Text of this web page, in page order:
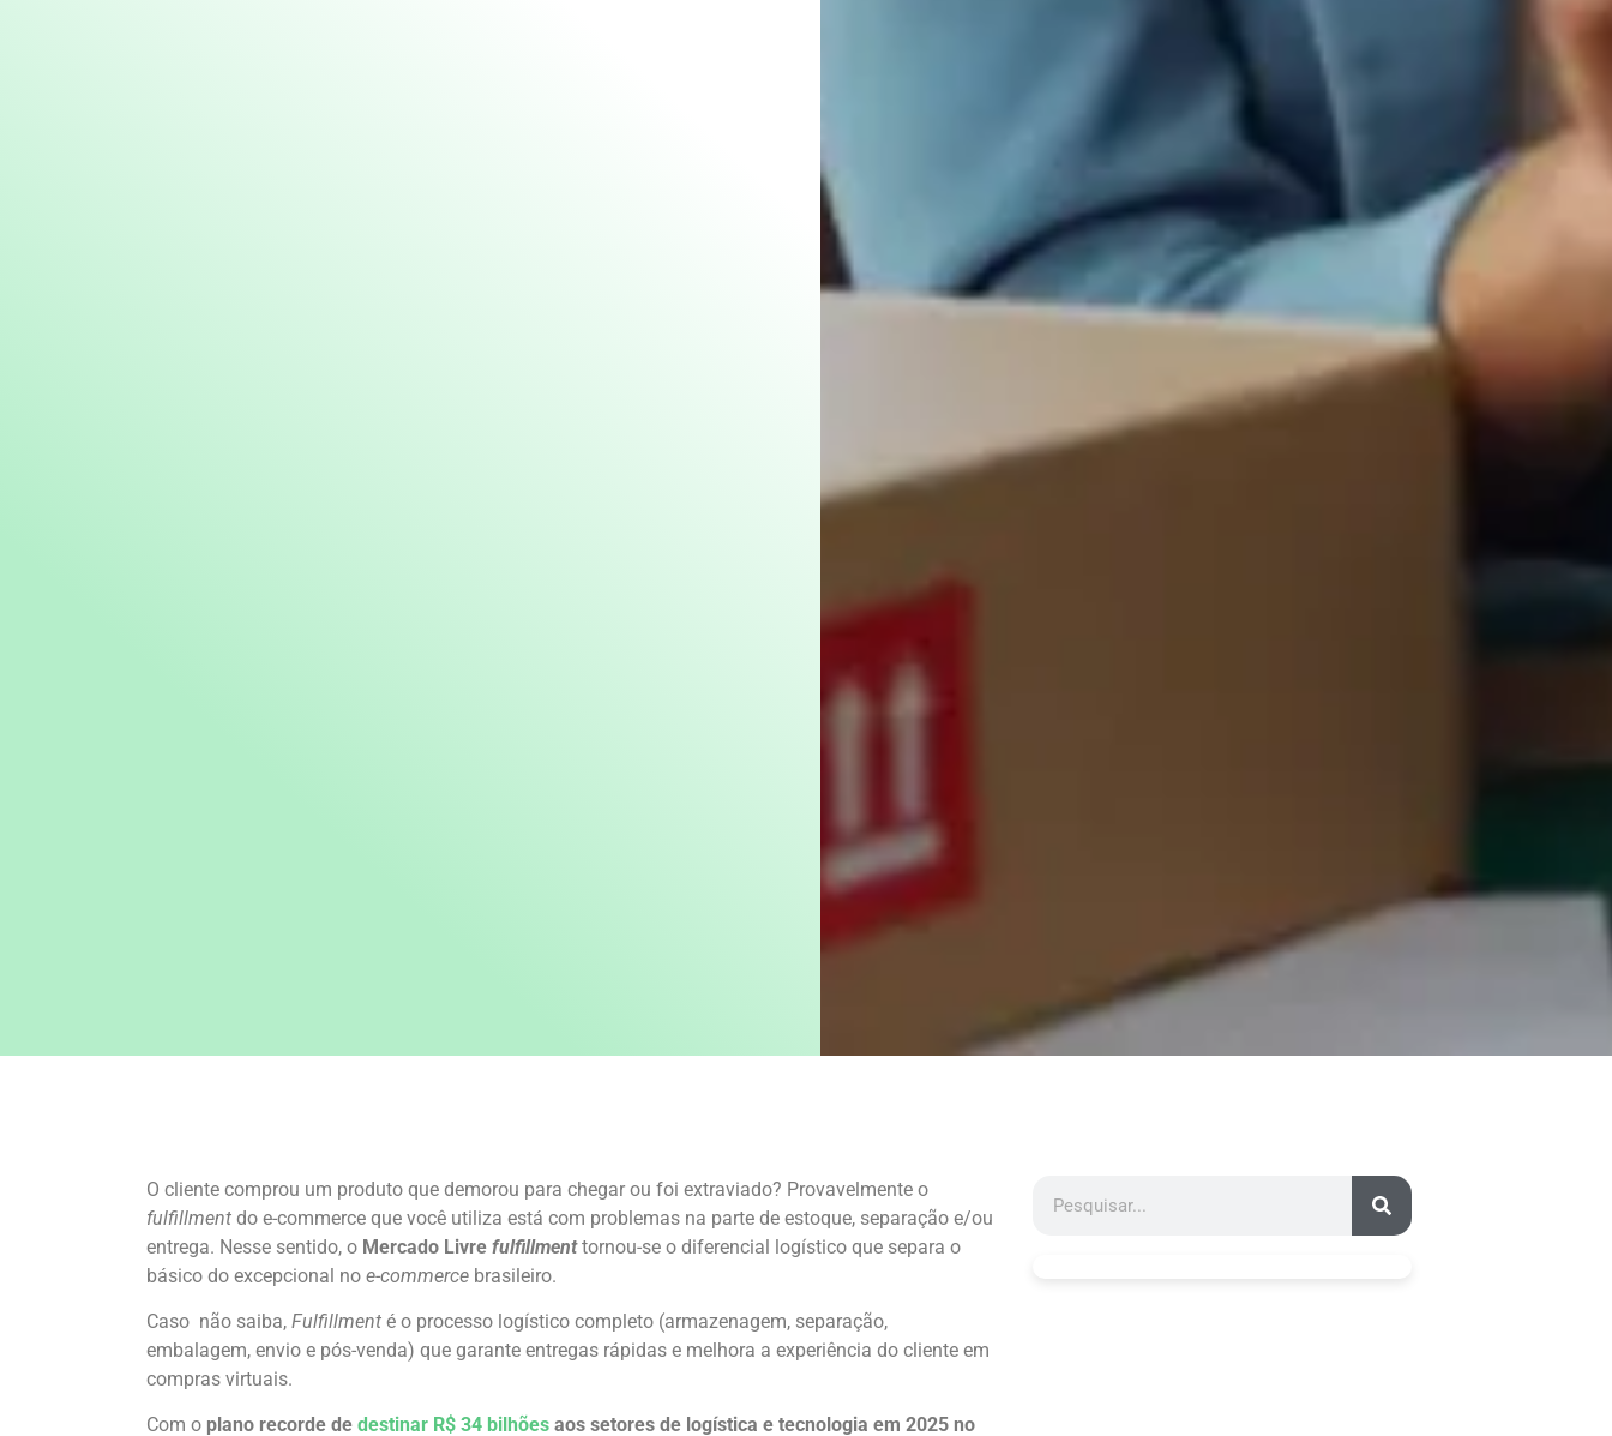
O cliente comprou um produto que demorou para chegar ou foi extraviado? Provavelmente o
fulfillment do e-commerce que você utiliza está com problemas na parte de estoque, separação e/ou
entrega. Nesse sentido, o Mercado Livre fulfillmenttornou-se o diferencial logístico que separa o
básico do excepcional no e-commerce brasileiro.
Caso não saiba, Fulfillment é o processo logístico completo (armazenagem, separação,
embalagem, envio e pós-venda) que garante entregas rápidas e melhora a experiência do cliente em
compras virtuais.
Com o plano recorde de destinar R$ 34 bilhões aos setores de logística e tecnologia em 2025 no